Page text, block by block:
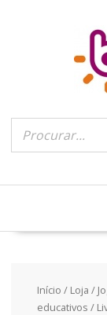
Início / Loja /
educativos /